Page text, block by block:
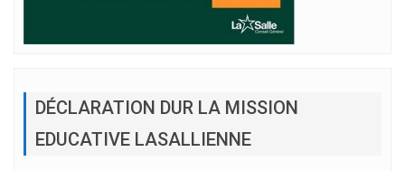
DÉCLARATION DUR LA MISSION
EDUCATIVE LASALLIENNE